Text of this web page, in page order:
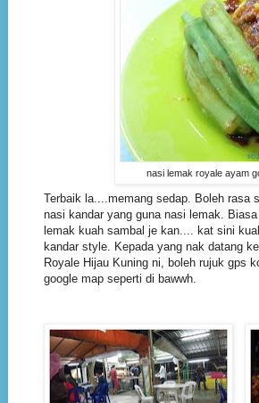
nasi lemak royale ayam
Terbaik la....memang sedap. Boleh rasa
nasi kandar yang guna nasi lemak.
lemak kuah sambal je kan.... kat sini
kandar style. Kepada yang nak datang
Royale Hijau Kuning ni, boleh rujuk gps
google map seperti di bawwh.